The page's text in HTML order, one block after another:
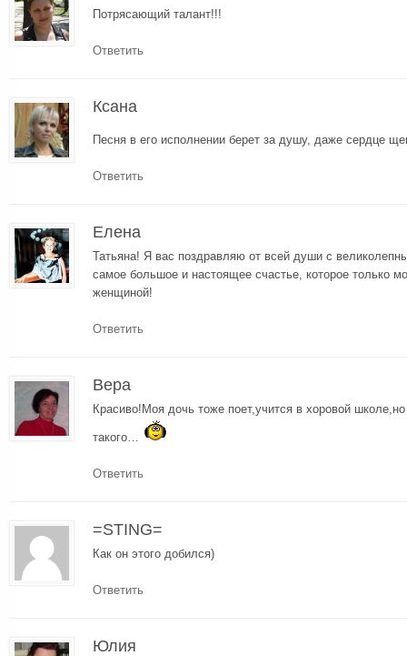
Потрясающий талант!!!
Ответить
Ксана
Песня в его исполнении берет за душу, даже сердце
Ответить
Елена
Татьяна! Я вас поздравляю от всей души с
самое большое и настоящее счастье, которое только
женщиной!
Ответить
Вера
Красиво!Моя дочь тоже поет,учится в хоровой
такого…
Ответить
=STING=
Как он этого добился)
Ответить
Юлия